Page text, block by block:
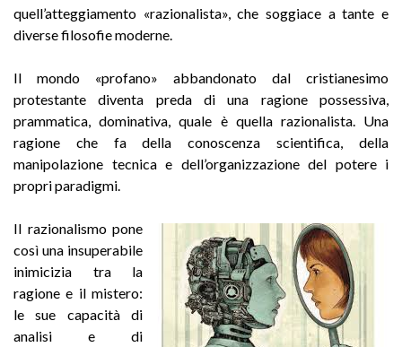
quell’atteggiamento «razionalista», che soggiace a tante e
diverse filosofie moderne.
Il mondo «profano» abbandonato dal cristianesimo
protestante diventa preda di una ragione possessiva,
prammatica, dominativa, quale è quella razionalista. Una
ragione che fa della conoscenza scientifica, della
manipolazione tecnica e dell’organizzazione del potere i
propri paradigmi.
Il razionalismo pone
così una insuperabile
inimicizia tra la
ragione e il mistero:
le sue capacità di
analisi e di